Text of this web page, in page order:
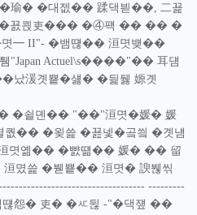
�瑜� �대젮�� 蹂댁븯��, 二꾩
쓽 �꾨쾭吏��� �④퍡 �� �� �
�몃━ II"- �뱀떊�� 洹몃뱾��
Actuel\s����"�� 耳덈
湲곗뿉�섏� �딅뒗 嫄곗
�쇨뎬�� "��"洹몃�媛� 媛
퀎�� �욎쓽 �꾪넻�곸씤 �곗냼
洹몃옒�� �뺤떎�� 媛� �� 留
몄쓽 �붿뿉�� 洹몃� 諛붾씪
---------
떊怨� 吏� �ㅼ뒪 -"�댁쟾 ��